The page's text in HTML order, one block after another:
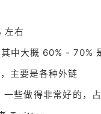
左右
中大概 60% -
主要是各种外链
些做得非常好的，